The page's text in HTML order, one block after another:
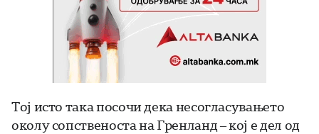
Тој исто така посочи дека несогласувањето
околу сопственоста на Гренланд – кој е дел од